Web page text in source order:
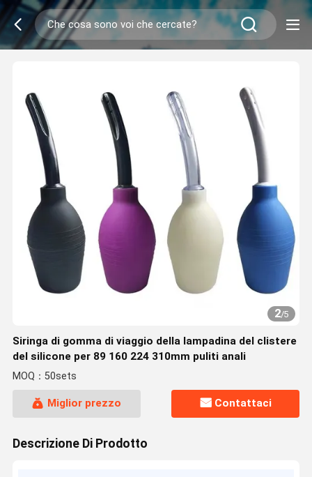
2/5
Siringa di gomma di viaggio della lampadina del clistere
del silicone per 89 160 224 310mm puliti anali
MOQ：50sets
Miglior prezzo Contattaci
Descrizione Di Prodotto